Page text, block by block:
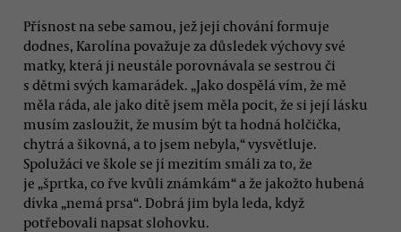
Přísnost na sebe samou, jež její chování formuje
dodnes, Karolína považuje za důsledek výchovy své
matky, která ji neustále porovnávala se sestrou či
s dětmi svých kamarádek. „Jako dospělá vím, že mě
měla ráda, ale jako dítě jsem měla pocit, že si její lásku
musím zasloužit, že musím být ta hodná holčička,
chytrá a šikovná, a to jsem nebyla,“ vysvětluje.
Spolužáci ve škole se jí mezitím smáli za to, že
je „šprtka, co řve kvůli známkám“ a že jakožto hubená
dívka „nemá prsa“. Dobrá jim byla leda, když
potřebovali napsat slohovku.